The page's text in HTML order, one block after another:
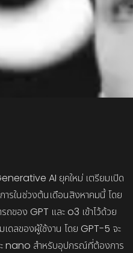
AI ยุคใหม่ เตรียมเปิด
ารในช่วงต้นเดือนสิงหาคมนี้ โดย
ถของ GPT และ o3 เข้าไว้ด้วย
เดลของผู้ใช้งาน โดย GPT-5 จะ
nano สำหรับอุปกรณ์ที่ต้องการ